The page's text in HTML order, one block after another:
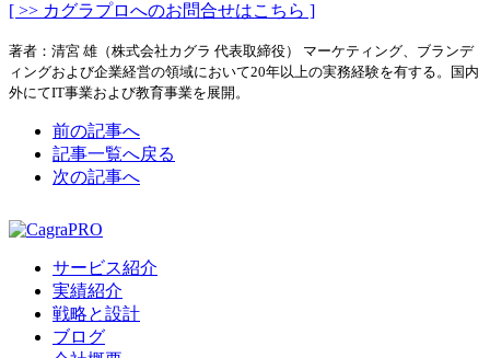
[ >> カグラプロへのお問合せはこちら ]
著者：清宮 雄（株式会社カグラ 代表取締役） マーケティング、ブランデ
ィングおよび企業経営の領域において20年以上の実務経験を有する。国内
外にてIT事業および教育事業を展開。
前の記事へ
記事一覧へ戻る
次の記事へ
サービス紹介
実績紹介
戦略と設計
ブログ